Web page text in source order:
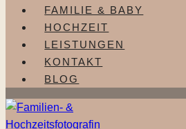
FAMILIE & BABY
HOCHZEIT
LEISTUNGEN
KONTAKT
BLOG